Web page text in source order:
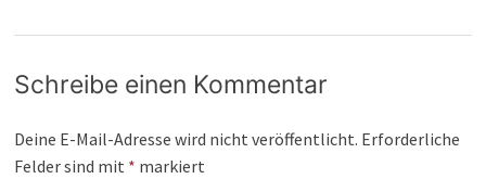
Schreibe einen Kommentar
Deine E-Mail-Adresse wird nicht veröffentlicht. Erforderliche
Felder sind mit * markiert